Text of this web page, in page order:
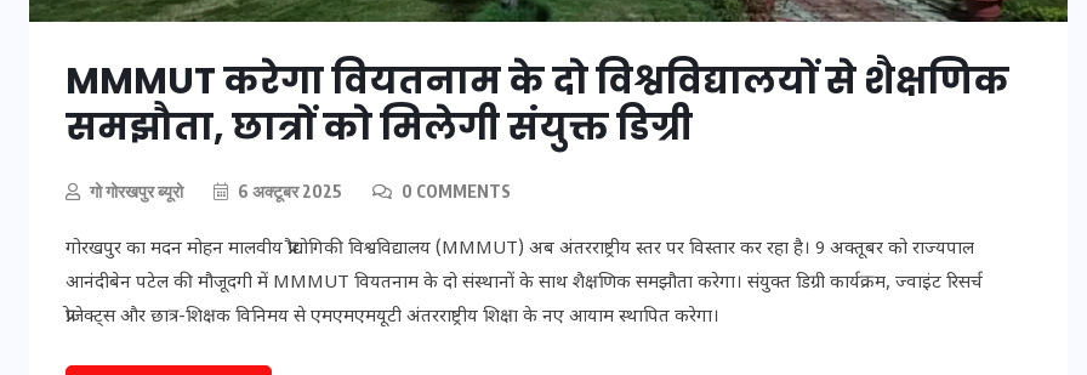
MMMUT करेगा वियतनाम के दो विश्वविद्यालयों से शैक्षणिक
समझौता, छात्रों को मिलेगी संयुक्त डिग्री
गो गोरखपुर ब्यूरो 6 अक्टूबर 2025 0 COMMENTS
गोरखपुर का मदन मोहन मालवीय प्रौद्योगिकी विश्वविद्यालय (MMMUT) अब अंतरराष्ट्रीय स्तर पर विस्तार कर रहा है। 9 अक्तूबर को राज्यपाल
आनंदीबेन पटेल की मौजूदगी में MMMUT वियतनाम के दो संस्थानों के साथ शैक्षणिक समझौता करेगा। संयुक्त डिग्री कार्यक्रम, ज्वाइंट रिसर्च
प्रोजेक्ट्स और छात्र-शिक्षक विनिमय से एमएमएमयूटी अंतरराष्ट्रीय शिक्षा के नए आयाम स्थापित करेगा।
मन के हारे हार है!
19 सितम्बर 2024
मन के हारे हार है!
19 सितम्बर 2024